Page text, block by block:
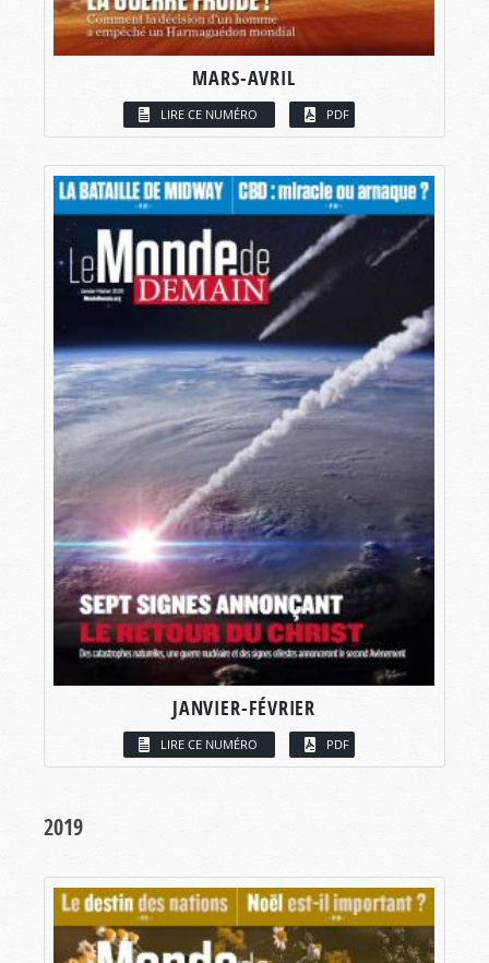
MARS-AVRIL
LIRE CE NUMÉRO PDF
JANVIER-FÉVRIER
LIRE CE NUMÉRO PDF
2019